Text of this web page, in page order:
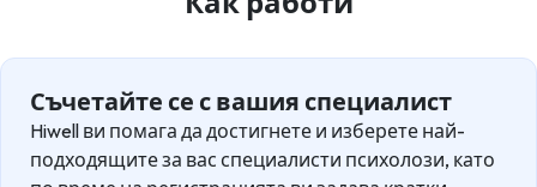
Съчетайте се с вашия специалист
Hiwell ви помага да достигнете и изберете най-
подходящите за вас специалисти психолози, като